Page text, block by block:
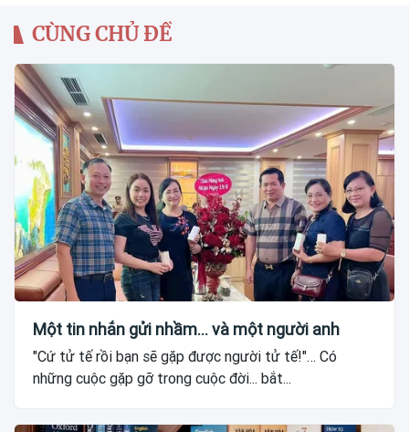
CÙNG CHỦ ĐỀ
Một tin nhắn gửi nhầm... và một người anh
"Cứ tử tế rồi bạn sẽ gặp được người tử tế!"… Có
những cuộc gặp gỡ trong cuộc đời... bắt...